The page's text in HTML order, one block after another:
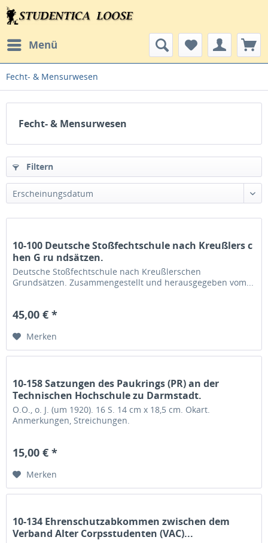
Menü
Fecht- & Mensurwesen
Fecht- & Mensurwesen
Filtern
Erscheinungsdatum
10-100 Deutsche Stoßfechtschule nach Kreußlers c
hen G ru ndsätzen.
Deutsche Stoßfechtschule nach Kreußlerschen
Grundsätzen. Zusammengestellt und herausgegeben vom...
45,00 € *
Merken
10-158 Satzungen des Paukrings (PR) an der
Technischen Hochschule zu Darmstadt.
O.O., o. J. (um 1920). 16 S. 14 cm x 18,5 cm. Okart.
Anmerkungen, Streichungen.
15,00 € *
Merken
10-134 Ehrenschutzabkommen zwischen dem
Verband Alter Corpsstudenten (VAC)...